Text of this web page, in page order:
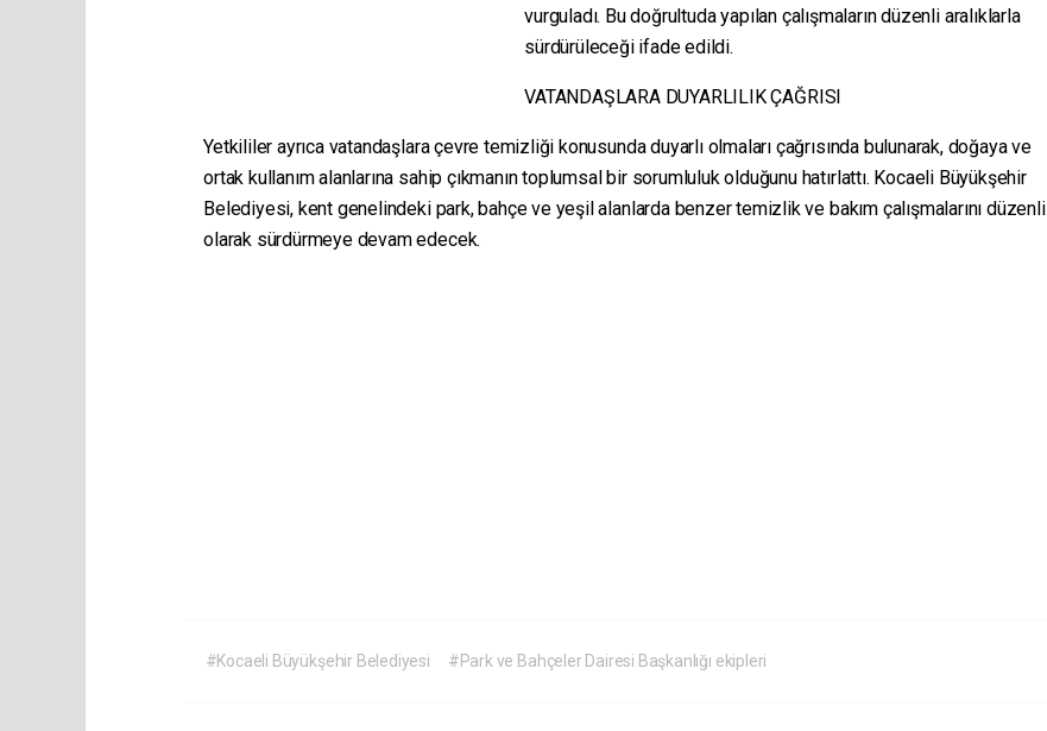
vurguladı. Bu doğrultuda yapılan çalışmaların düzenli aralıklarla
sürdürüleceği ifade edildi.
VATANDAŞLARA DUYARLILIK ÇAĞRISI
Yetkililer ayrıca vatandaşlara çevre temizliği konusunda duyarlı olmaları çağrısında bulunarak, doğaya ve
ortak kullanım alanlarına sahip çıkmanın toplumsal bir sorumluluk olduğunu hatırlattı. Kocaeli Büyükşehir
Belediyesi, kent genelindeki park, bahçe ve yeşil alanlarda benzer temizlik ve bakım çalışmalarını düzenli
olarak sürdürmeye devam edecek.
#Kocaeli Büyükşehir Belediyesi #Park ve Bahçeler Dairesi Başkanlığı ekipleri